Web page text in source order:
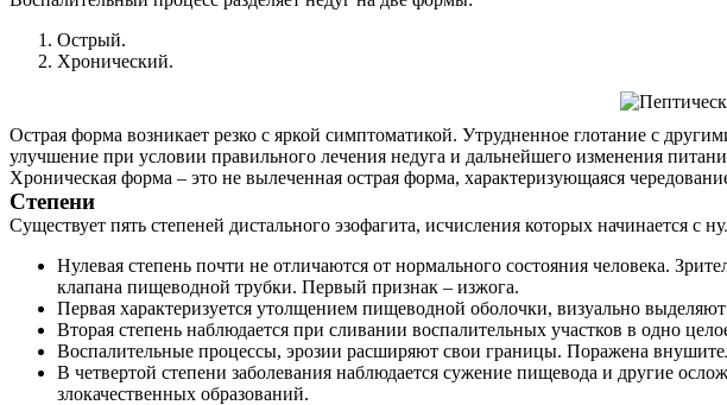
Острый.
Хронический.
Острая форма возникает резко с яркой симптоматикой. Утрудненное глотание с
улучшение при условии правильного лечения недуга и дальнейшего изменения
Хроническая форма – это не вылеченная острая форма, характеризующаяся
Степени
Существует пять степеней дистального эзофагита, исчисления которых начинается с
Нулевая степень почти не отличаются от нормального состояния человека.
клапана пищеводной трубки. Первый признак – изжога.
Первая характеризуется утолщением пищеводной оболочки, визуально
Вторая степень наблюдается при сливании воспалительных участков в одно
Воспалительные процессы, эрозии расширяют свои границы. Поражена
В четвертой степени заболевания наблюдается сужение пищевода и другие
злокачественных образований.